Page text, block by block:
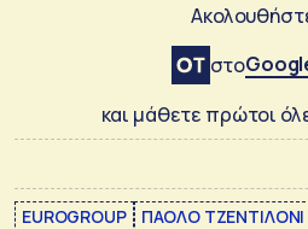
στο
και μάθετε πρώτοι
EUROGROUP ΠΑΟΛΟ ΤΖΕΝΤΙΛΟΝΙ